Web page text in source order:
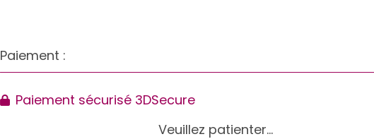
Paiement :
Paiement sécurisé 3DSecure
Veuillez patienter...